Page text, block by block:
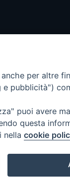
per altre
pubblicità")
puoi avere
questa
nella cookie